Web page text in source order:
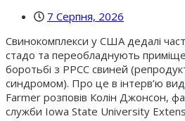
7 Серпня, 2026
Свинокомплекси у США дедалі
стадо та переобладнують
боротьбі з РРСС свиней
синдромом). Про це в інтерв’ю
Farmer розповів Колін Джонсон,
служби Iowa State University